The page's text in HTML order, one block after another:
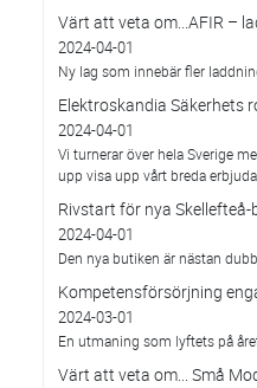
Värt att veta om...AFIR –
2024-04-01
Ny lag som innebär fler
Elektroskandia Säkerhets
2024-04-01
Vi turnerar över hela Sverige
upp visa upp vårt breda
Rivstart för nya Skellefteå-
2024-04-01
Den nya butiken är nästan
Kompetensförsörjning
2024-03-01
En utmaning som lyftets på
Värt att veta om... Små